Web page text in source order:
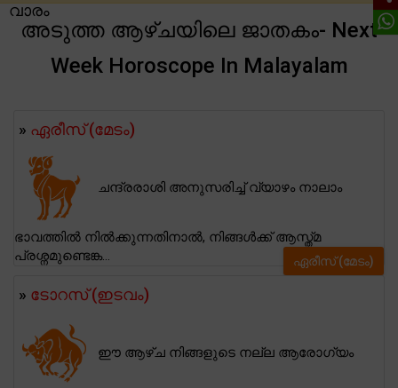
വാരം
അടുത്ത ആഴ്ചയിലെ ജാതകം- Next
Week Horoscope In Malayalam
» ഏരീസ് (മേടം)
ചന്ദ്രരാശി അനുസരിച്ച് വ്യാഴം നാലാം
ഭാവത്തിൽ നിൽക്കുന്നതിനാൽ, നിങ്ങൾക്ക് ആസ്ത്മ
പ്രശ്നമുണ്ടെങ്ക...
ഏരീസ് (മേടം)
» ടോറസ് (ഇടവം)
ഈ ആഴ്ച നിങ്ങളുടെ നല്ല ആരോഗ്യം